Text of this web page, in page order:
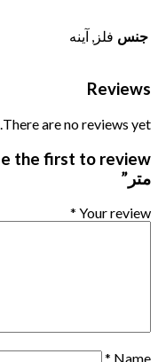
جنس فلز, آینه
Reviews
There are no reviews yet.
متر”
Your review
*
Name
*